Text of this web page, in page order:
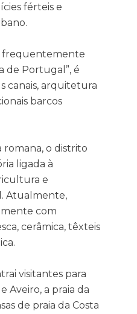
férteis e
frequentemente
de Portugal”, é
canais, arquitetura
barcos
romana, o distrito
ligada à
e
Atualmente,
com
cerâmica, têxteis
visitantes para
Aveiro, a praia da
de praia da Costa